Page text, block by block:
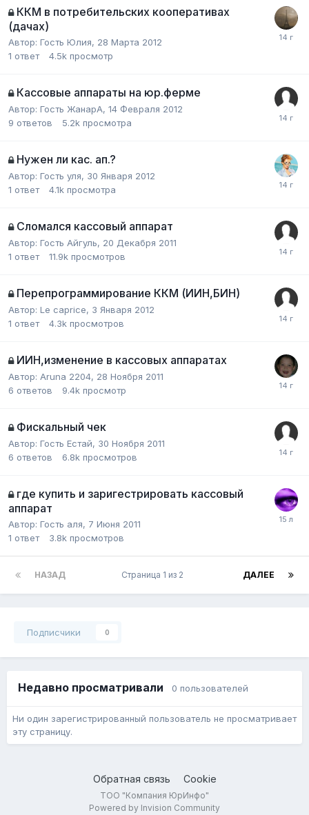
ККМ в потребительских кооперативах
(дачах)
Автор: Гость Юлия, 28 Марта 2012
1 ответ 4.5k просмотр
Кассовые аппараты на юр.ферме
Автор: Гость ЖанарА, 14 Февраля 2012
9 ответов 5.2k просмотра
Нужен ли кас. ап.?
Автор: Гость уля, 30 Января 2012
1 ответ 4.1k просмотра
Сломался кассовый аппарат
Автор: Гость Айгуль, 20 Декабря 2011
1 ответ 11.9k просмотров
Перепрограммирование ККМ (ИИН,БИН)
Автор: Le caprice, 3 Января 2012
1 ответ 4.3k просмотров
ИИН,изменение в кассовых аппаратах
Автор: Aruna 2204, 28 Ноября 2011
6 ответов 9.4k просмотр
Фискальный чек
Автор: Гость Естай, 30 Ноября 2011
6 ответов 6.8k просмотров
где купить и заригестрировать кассовый
аппарат
Автор: Гость аля, 7 Июня 2011
1 ответ 3.8k просмотров
НАЗАД ДАЛЕЕ
Страница 1 из 2
Подписчики 0
Недавно просматривали 0 пользователей
Ни один зарегистрированный пользователь не просматривает
эту страницу.
Обратная связь Cookie
ТОО "Компания ЮрИнфо"
Powered by Invision Community